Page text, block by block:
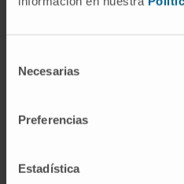
Necesarias
Preferencias
Estadística
phénotypique intégral
Universidad de
Cima Lab Diagnostics
grands laboratoires
phénotypiques
Navarra : l’Unité de
pathologique de la